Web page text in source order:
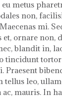
metus
non,
mi.
ornare non,
blandit in,
tincidunt
Praesent
tellus leo,
mauris. In